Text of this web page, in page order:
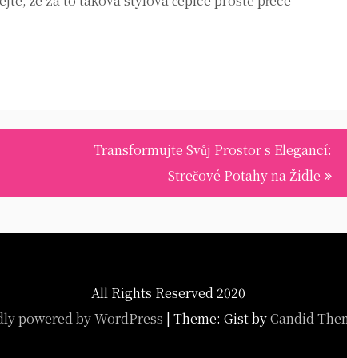
Transformujte Svůj Prostor s Elegancí:
Strečové Potahy na Židle
All Rights Reserved 2020
powered by WordPress | Theme: Gist byCandid